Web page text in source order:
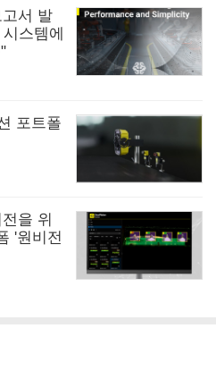
media2/2310647/Cognex_
인공지능
서 발
스템에
포트폴
을 위
'원비전